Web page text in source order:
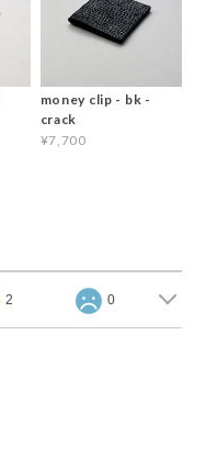
money clip - bk -
crack
¥7,700
2 0